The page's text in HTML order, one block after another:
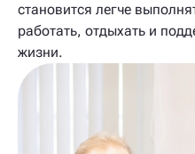
становится легче
работать, отдыхать и
жизни.